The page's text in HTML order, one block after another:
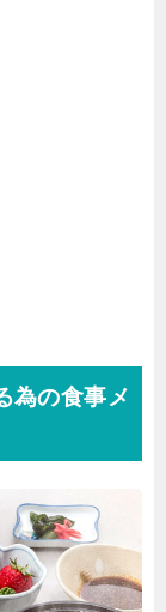
為の食事メ